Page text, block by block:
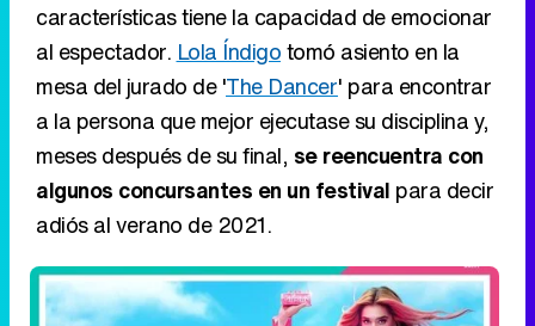
características tiene la capacidad de emocionar
al espectador. Lola Índigotomó asiento en la
mesa del jurado de 'The Dancer' para encontrar
a la persona que mejor ejecutase su disciplina y,
meses después de su final, se reencuentra con
algunos concursantes en un festival para decir
adiós al verano de 2021.